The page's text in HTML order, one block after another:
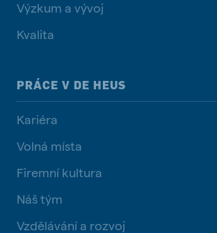
Výzkum a vývoj
Kvalita
PRÁCE V DE HEUS
Kariéra
Volná místa
Firemní kultura
Náš tým
Vzdělávání a rozvoj